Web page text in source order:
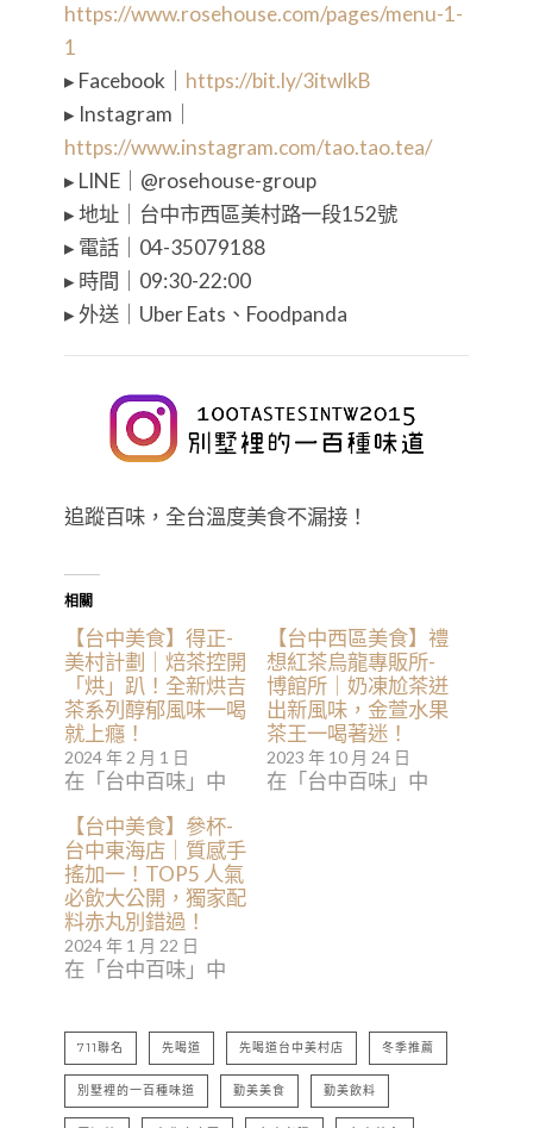
https://www.rosehouse.com/pages/menu-1-
1
▸ Facebook｜ https://bit.ly/3itwlkB
▸ Instagram｜
https://www.instagram.com/tao.tao.tea/
▸ LINE｜@rosehouse-group
▸ 地址｜台中市西區美村路一段152號
▸ 電話｜04-35079188
▸ 時間｜09:30-22:00
▸ 外送｜Uber Eats、Foodpanda
追蹤百味，全台溫度美食不漏接！
相關
【台中美食】得正-
美村計劃｜焙茶控開
「烘」趴！全新烘吉
茶系列醇郁風味一喝
就上癮！
2024 年 2 月 1 日
在「台中百味」中
【台中西區美食】禮
想紅茶烏龍專販所-
博館所｜奶凍尬茶迸
出新風味，金萱水果
茶王一喝著迷！
2023 年 10 月 24 日
在「台中百味」中
【台中美食】參杯-
台中東海店｜質感手
搖加一！TOP5 人氣
必飲大公開，獨家配
料赤丸別錯過！
2024 年 1 月 22 日
在「台中百味」中
711聯名 先喝道 先喝道台中美村店 冬季推薦
別墅裡的一百種味道 勤美美食 勤美飲料